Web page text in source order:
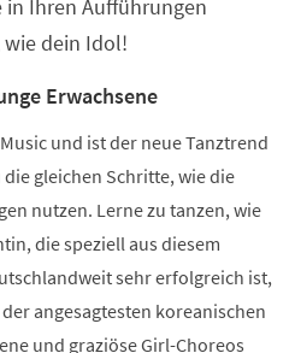
in Ihren Aufführungen
wie dein Idol!
Erwachsene
und ist der neue Tanztrend
gleichen Schritte, wie die
nutzen. Lerne zu tanzen, wie
die speziell aus diesem
sehr erfolgreich ist,
angesagtesten koreanischen
und graziöse Girl-Choreos